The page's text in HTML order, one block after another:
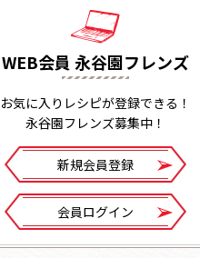
WEB会員 永谷園フレンズ
お気に入りレシピが登録できる！
永谷園フレンズ募集中！
新規会員登録
会員ログイン